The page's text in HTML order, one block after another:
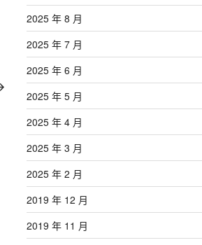
2025 年 8 月
2025 年 7 月
2025 年 6 月
2025 年 5 月
2025 年 4 月
2025 年 3 月
2025 年 2 月
2019 年 12 月
2019 年 11 月